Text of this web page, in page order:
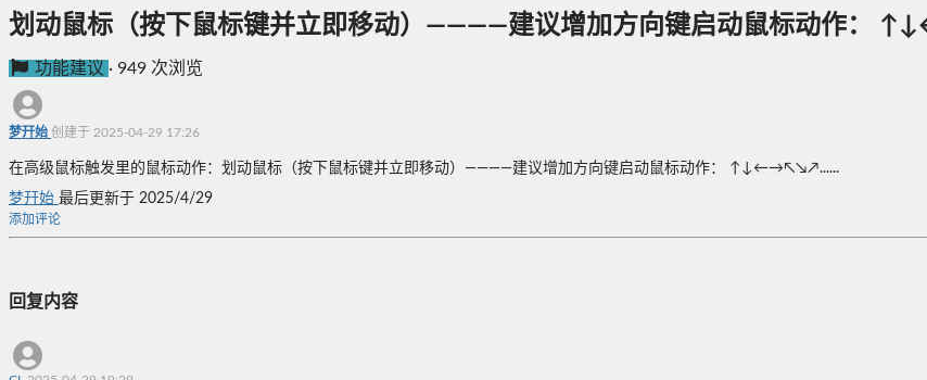
划动鼠标（按下鼠标键并立即移动）————建议增加方向键启动鼠标动作：
功能建议 · 949 次浏览
梦幵始 创建于 2025-04-29 17:26
在高级鼠标触发里的鼠标动作：划动鼠标（按下鼠标键并立即移动）————建议增加方向键启动鼠标动作： ↑↓←→↖↘↗......
梦幵始 最后更新于 2025/4/29
添加评论
回复内容